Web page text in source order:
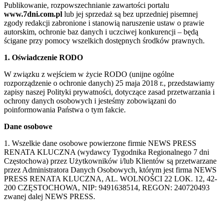
Publikowanie, rozpowszechnianie zawartości portalu
www.7dni.com.pl lub jej sprzedaż są bez uprzedniej pisemnej
zgody redakcji zabronione i stanowią naruszenie ustaw o prawie
autorskim, ochronie baz danych i uczciwej konkurencji – będą
ścigane przy pomocy wszelkich dostępnych środków prawnych.
1. Oświadczenie RODO
W związku z wejściem w życie RODO (unijne ogólne
rozporządzenie o ochronie danych) 25 maja 2018 r., przedstawiamy
zapisy naszej Polityki prywatności, dotyczące zasad przetwarzania i
ochrony danych osobowych i jesteśmy zobowiązani do
poinformowania Państwa o tym fakcie.
Dane osobowe
1. Wszelkie dane osobowe powierzone firmie NEWS PRESS
RENATA KLUCZNA (wydawcy Tygodnika Regionalnego 7 dni
Częstochowa) przez Użytkowników i/lub Klientów są przetwarzane
przez Administratora Danych Osobowych, którym jest firma NEWS
PRESS RENATA KLUCZNA, AL. WOLNOŚCI 22 LOK. 12, 42-
200 CZĘSTOCHOWA, NIP: 9491638514, REGON: 240720493
zwanej dalej NEWS PRESS.